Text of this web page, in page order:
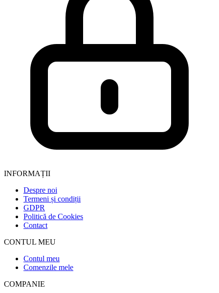
INFORMAȚII
Despre noi
Termeni și condiții
GDPR
Politică de Cookies
Contact
CONTUL MEU
Contul meu
Comenzile mele
COMPANIE